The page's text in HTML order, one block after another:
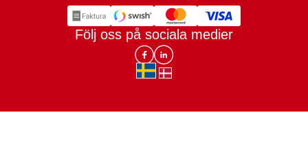
Följ oss på sociala medier
Lomax DK Facebook
Lomax SE LinkIn
sv-SEda-DK